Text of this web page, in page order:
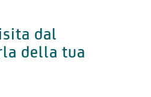
dal
della tua